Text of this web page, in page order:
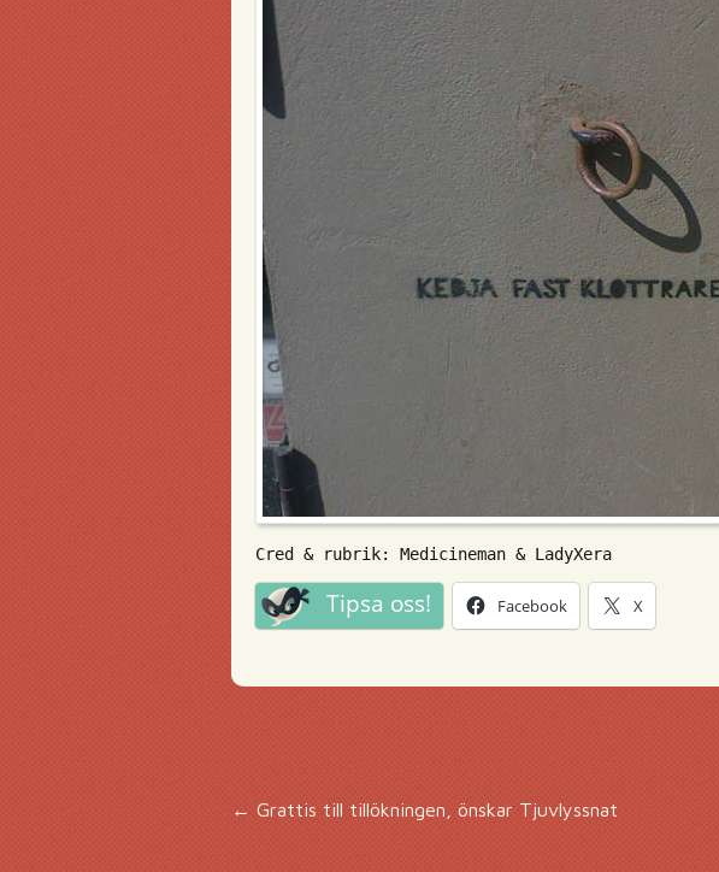
Cred & rubrik: Medicineman & LadyXera
Tipsa oss! Facebook X
Inläggsnavigering
←Grattis till tillökningen, önskar Tjuvlyssnat